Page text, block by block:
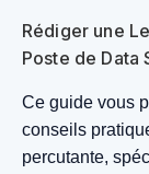
Rédiger une
Poste de Data
Ce guide vous
conseils
percutante,